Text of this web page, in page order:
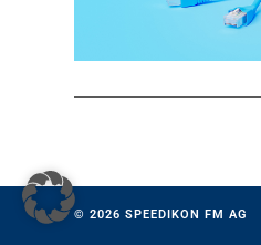
© 2026SPEEDIKON FM AG